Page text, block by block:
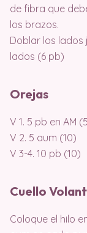
de fibra que
los brazos.
Doblar los
lados (6 pb)
Orejas
V 1. 5 pb en AM
V 2. 5 aum (10)
V 3-4. 10 pb (10)
Cuello
Coloque el hilo